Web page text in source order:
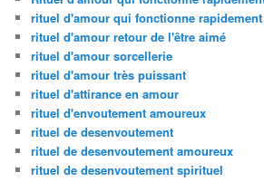
rituel d'amour qui fonctionne
rituel d'amour retour de l'être aimé
rituel d'amour sorcellerie
rituel d'amour très puissant
rituel d'attirance en amour
rituel d'envoutement amoureux
rituel de desenvoutement
rituel de desenvoutement amoureux
rituel de desenvoutement spirituel